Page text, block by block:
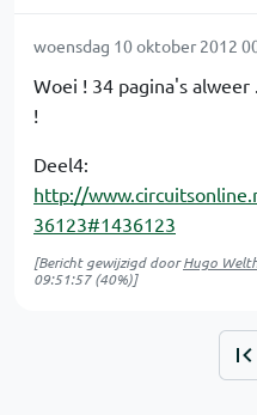
woensdag 10 oktober 2012
Woei ! 34 pagina's
!
Deel4:
http://
36123#1436123
[Bericht gewijzigd doorHugo
09:51:57(40%)]